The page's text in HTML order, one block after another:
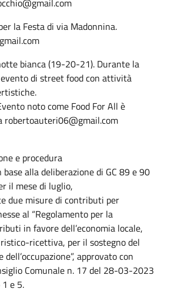
la Festa di via Madonnina.
bianca (19-20-21). Durante la
di street food con attività
noto come Food For All è
robertoauteri06@gmail.com
e procedura
alla deliberazione di GC 89 e 90
il mese di luglio,
due misure di contributi per
al “Regolamento per la
in favore dell’economia locale,
ricettiva, per il sostegno del
approvato con
Comunale n. 17 del 28-03-2023
e 5.